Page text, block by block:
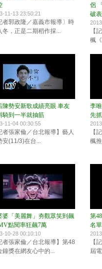
11-13 23:50:21
者郭政隆／嘉義市報導〕時
冬，正是二期稻作採...
侶
破表
【
楓
陳勢安新歌成績亮眼 車友
騎到一半就抽筋
11-04 00:30:55
者張家倫／台北報導】藝人
安(11/3)在台...
李
先
【
楓
婆「美麗舞」夯觀眾笑到飆
點閱率狂飆7萬
10-28 00:10:10
者張家倫／台北報導】第48
鐘獎在網友心中的...
第
名單
【
屆